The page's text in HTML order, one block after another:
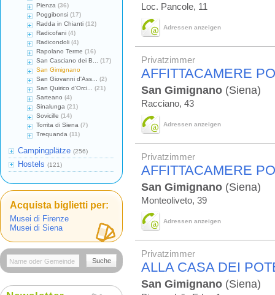
Loc. Pancole, 11
Adressen anzeigen
Privatzimmer
AFFITTACAMERE
San Gimignano (Siena)
Racciano, 43
Adressen anzeigen
Privatzimmer
AFFITTACAMERE
San Gimignano (Siena)
Monteoliveto, 39
Adressen anzeigen
Privatzimmer
ALLA CASA DEI
San Gimignano (Siena)
Pienza (36)
Poggibonsi (17)
Radda in Chianti (12)
Radicofani (4)
Radicondoli (4)
Rapolano Terme (16)
San Casciano dei B...
(17)
San Gimignano
San Giovanni d'Ass...
(2)
San Quirico d'Orci...
(21)
Sarteano (4)
Sinalunga (21)
Sovicille (14)
Torrita di Siena (7)
Trequanda (11)
Campingplätze (256)
Hostels (121)
Acquista biglietti per:
Musei di Firenze
Musei di Siena
Suche